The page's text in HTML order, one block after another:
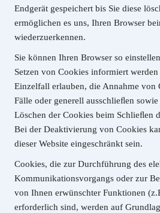
Endgerät gespeichert bis Sie diese
ermöglichen es uns, Ihren Browser
wiederzuerkennen.
Sie können Ihren Browser so
Setzen von Cookies informiert
Einzelfall erlauben, die Annahme von
Fälle oder generell ausschlieﬂen sowie
Löschen der Cookies beim Schlieﬂen
Bei der Deaktivierung von Cookies
dieser Website eingeschränkt sein.
Cookies, die zur Durchführung des
Kommunikationsvorgangs oder zur
von Ihnen erwünschter Funktionen
erforderlich sind, werden auf